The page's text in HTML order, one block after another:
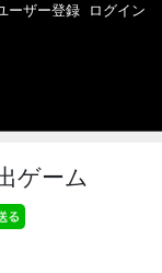
ーザー登録 ログイン
ゲーム